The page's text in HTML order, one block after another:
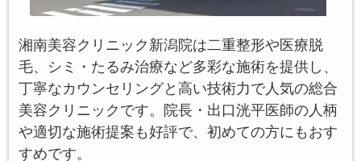
湘南美容クリニック新潟院は二重整形や医療脱
毛、シミ・たるみ治療など多彩な施術を提供し、
丁寧なカウンセリングと高い技術力で人気の総合
美容クリニックです。院長・出口洸平医師の人柄
や適切な施術提案も好評で、初めての方にもおす
すめです。